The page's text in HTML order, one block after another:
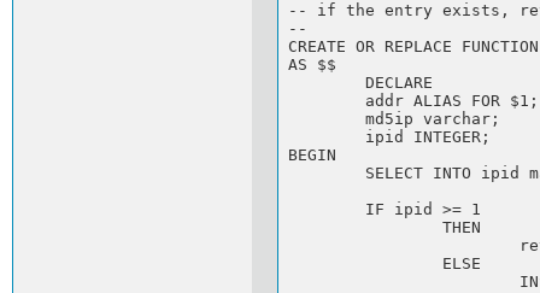
-- if the entry exists,
--
CREATE OR REPLACE
AS $$
        addr ALIAS FOR $1;
        ipid INTEGER;
BEGIN